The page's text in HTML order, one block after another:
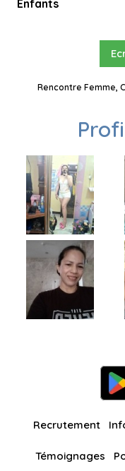
Enfants
Rencontre Femme,
Recrutement
Témoignages